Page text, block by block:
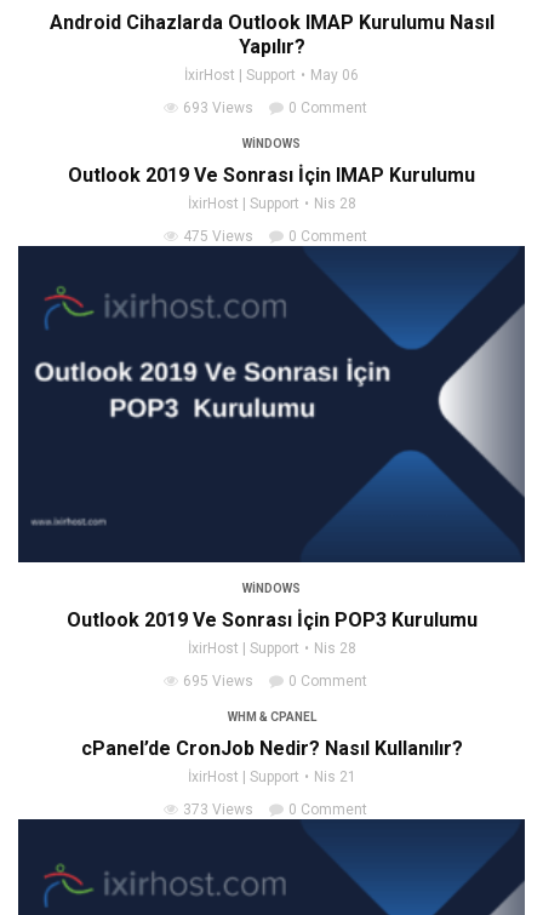
Android Cihazlarda Outlook IMAP Kurulumu Nasıl
Yapılır?
İxirHost | Support
May 06
693 Views
0 Comment
WINDOWS
Outlook 2019 Ve Sonrası İçin IMAP Kurulumu
İxirHost | Support
Nis 28
475 Views
0 Comment
WINDOWS
Outlook 2019 Ve Sonrası İçin POP3 Kurulumu
İxirHost | Support
Nis 28
695 Views
0 Comment
WHM & CPANEL
cPanel’de CronJob Nedir? Nasıl Kullanılır?
İxirHost | Support
Nis 21
373 Views
0 Comment